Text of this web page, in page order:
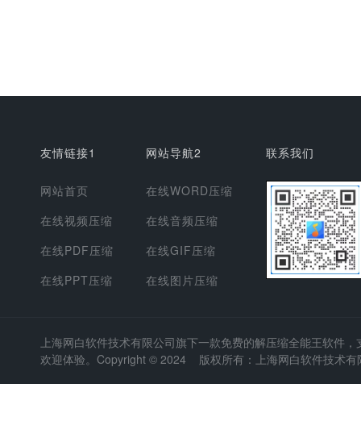
友情链接1
网站首页
在线视频压缩
在线PDF压缩
在线PPT压缩
网站导航2
在线WORD压缩
在线音频压缩
在线GIF压缩
在线图片压缩
联系我们
上海网白软件技术有限公司旗下一款免费的解压缩全能王软件
欢迎体验。Copyright © 2024 版权所有：上海网白软件技术